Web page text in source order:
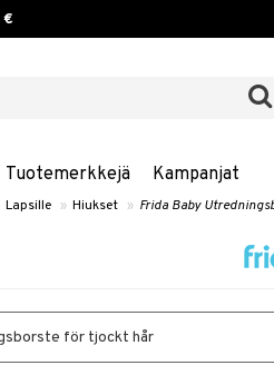
Tuotemerkkejä Kampanjat
Lapsille » Hiukset » Frida Baby
för tjockt hår